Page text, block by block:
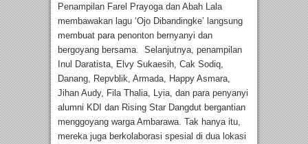
Penampilan Farel Prayoga dan Abah Lala
membawakan lagu ‘Ojo Dibandingke’ langsung
membuat para penonton bernyanyi dan
bergoyang bersama. Selanjutnya, penampilan
Inul Daratista, Elvy Sukaesih, Cak Sodiq,
Danang, Repvblik, Armada, Happy Asmara,
Jihan Audy, Fila Thalia, Lyia, dan para penyanyi
alumni KDI dan Rising Star Dangdut bergantian
menggoyang warga Ambarawa. Tak hanya itu,
mereka juga berkolaborasi spesial di dua lokasi